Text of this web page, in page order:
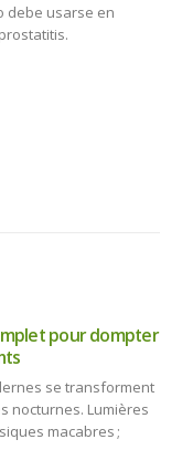
debe usarse en
dominar a chicken
no jogo
a chicken road e
jogoDominando a Arte